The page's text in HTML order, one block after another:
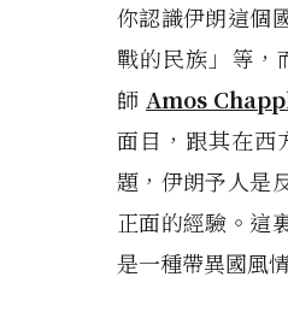
你認識伊朗這個
戰的民族」等，
師 Amos
面目，跟其在西
題，伊朗予人是
正面的經驗。這
是一種帶異國風